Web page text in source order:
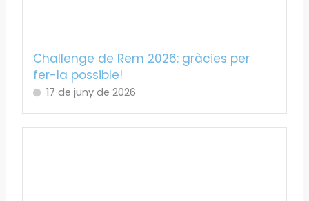
Challenge de Rem 2026: gràcies per
fer-la possible!
17 de juny de 2026